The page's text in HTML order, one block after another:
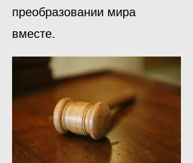
преобразовании мира
вместе.